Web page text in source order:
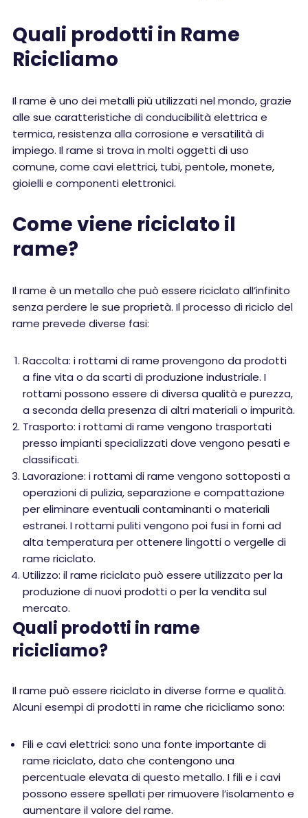
Quali prodotti in Rame
Ricicliamo
Il rame è uno dei metalli più utilizzati nel mondo, grazie
alle sue caratteristiche di conducibilità elettrica e
termica, resistenza alla corrosione e versatilità di
impiego. Il rame si trova in molti oggetti di uso
comune, come cavi elettrici, tubi, pentole, monete,
gioielli e componenti elettronici.
Come viene riciclato il
rame?
Il rame è un metallo che può essere riciclato all’infinito
senza perdere le sue proprietà. Il processo di riciclo del
rame prevede diverse fasi:
Raccolta: i rottami di rame provengono da prodotti
a fine vita o da scarti di produzione industriale. I
rottami possono essere di diversa qualità e purezza,
a seconda della presenza di altri materiali o impurità.
Trasporto: i rottami di rame vengono trasportati
presso impianti specializzati dove vengono pesati e
classificati.
Lavorazione: i rottami di rame vengono sottoposti a
operazioni di pulizia, separazione e compattazione
per eliminare eventuali contaminanti o materiali
estranei. I rottami puliti vengono poi fusi in forni ad
alta temperatura per ottenere lingotti o vergelle di
rame riciclato.
Utilizzo: il rame riciclato può essere utilizzato per la
produzione di nuovi prodotti o per la vendita sul
mercato.
Quali prodotti in rame
ricicliamo?
Il rame può essere riciclato in diverse forme e qualità.
Alcuni esempi di prodotti in rame che ricicliamo sono:
Fili e cavi elettrici: sono una fonte importante di
rame riciclato, dato che contengono una
percentuale elevata di questo metallo. I fili e i cavi
possono essere spellati per rimuovere l’isolamento e
aumentare il valore del rame.